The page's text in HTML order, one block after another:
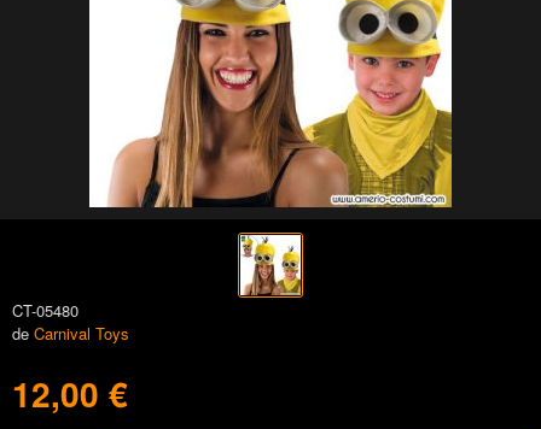
CT-05480
de Carnival Toys
12,00 €